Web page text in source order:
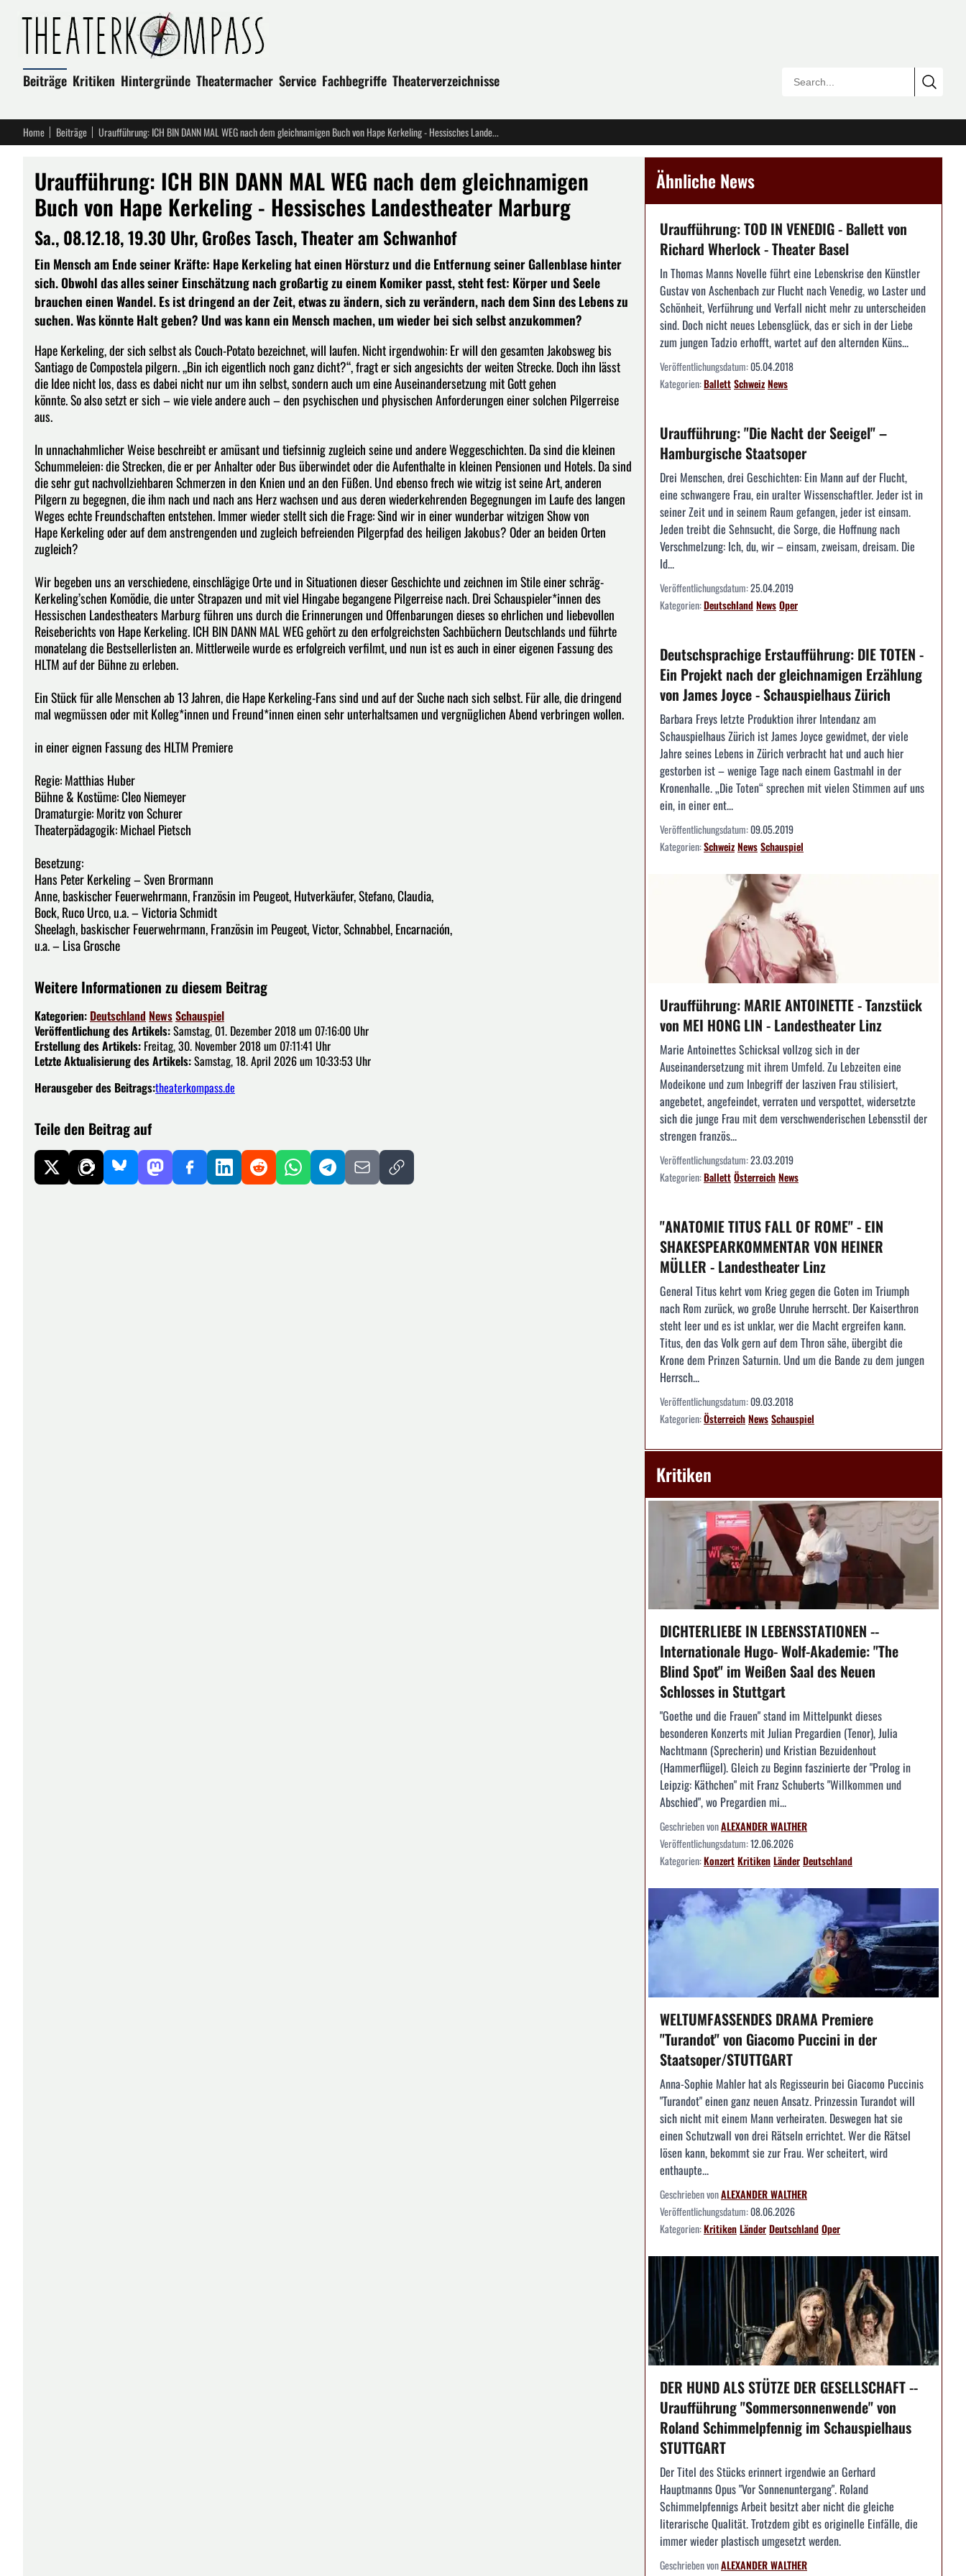
Beiträge Kritiken Hintergründe Theatermacher Service Fachbegriffe Theaterverzeichnisse
Home Beiträge Uraufführung: ICH BIN DANN MAL WEG nach dem gleichnamigen Buch von Hape Kerkeling - Hessisches Landestheater Marburg
Uraufführung: ICH BIN DANN MAL WEG nach dem gleichnamigen
Buch von Hape Kerkeling - Hessisches Landestheater Marburg
Sa., 08.12.18, 19.30 Uhr, Großes Tasch, Theater am Schwanhof
Ein Mensch am Ende seiner Kräfte: Hape Kerkeling hat einen Hörsturz und die Entfernung seiner Gallenblase hinter
sich. Obwohl das alles seiner Einschätzung nach großartig zu einem Komiker passt, steht fest: Körper und Seele
brauchen einen Wandel. Es ist dringend an der Zeit, etwas zu ändern, sich zu verändern, nach dem Sinn des Lebens zu
suchen. Was könnte Halt geben? Und was kann ein Mensch machen, um wieder bei sich selbst anzukommen?
Hape Kerkeling, der sich selbst als Couch-Potato bezeichnet, will laufen. Nicht irgendwohin: Er will den gesamten Jakobsweg bis
Santiago de Compostela pilgern. „Bin ich eigentlich noch ganz dicht?“, fragt er sich angesichts der weiten Strecke. Doch ihn lässt
die Idee nicht los, dass es dabei nicht nur um ihn selbst, sondern auch um eine Auseinandersetzung mit Gott gehen
könnte. So also setzt er sich – wie viele andere auch – den psychischen und physischen Anforderungen einer solchen Pilgerreise
aus.
In unnachahmlicher Weise beschreibt er amüsant und tiefsinnig zugleich seine und andere Weggeschichten. Da sind die kleinen
Schummeleien: die Strecken, die er per Anhalter oder Bus überwindet oder die Aufenthalte in kleinen Pensionen und Hotels. Da sind
die sehr gut nachvollziehbaren Schmerzen in den Knien und an den Füßen. Und ebenso frech wie witzig ist seine Art, anderen
Pilgern zu begegnen, die ihm nach und nach ans Herz wachsen und aus deren wiederkehrenden Begegnungen im Laufe des langen
Weges echte Freundschaften entstehen. Immer wieder stellt sich die Frage: Sind wir in einer wunderbar witzigen Show von
Hape Kerkeling oder auf dem anstrengenden und zugleich befreienden Pilgerpfad des heiligen Jakobus? Oder an beiden Orten
zugleich?
Wir begeben uns an verschiedene, einschlägige Orte und in Situationen dieser Geschichte und zeichnen im Stile einer schräg-
Kerkeling’schen Komödie, die unter Strapazen und mit viel Hingabe begangene Pilgerreise nach. Drei Schauspieler*innen des
Hessischen Landestheaters Marburg führen uns durch die Erinnerungen und Offenbarungen dieses so ehrlichen und liebevollen
Reiseberichts von Hape Kerkeling. ICH BIN DANN MAL WEG gehört zu den erfolgreichsten Sachbüchern Deutschlands und führte
monatelang die Bestsellerlisten an. Mittlerweile wurde es erfolgreich verfilmt, und nun ist es auch in einer eigenen Fassung des
HLTM auf der Bühne zu erleben.
Ein Stück für alle Menschen ab 13 Jahren, die Hape Kerkeling-Fans sind und auf der Suche nach sich selbst. Für alle, die dringend
mal wegmüssen oder mit Kolleg*innen und Freund*innen einen sehr unterhaltsamen und vergnüglichen Abend verbringen wollen.
in einer eignen Fassung des HLTM Premiere
Regie: Matthias Huber
Bühne & Kostüme: Cleo Niemeyer
Dramaturgie: Moritz von Schurer
Theaterpädagogik: Michael Pietsch
Besetzung:
Hans Peter Kerkeling – Sven Brormann
Anne, baskischer Feuerwehrmann, Französin im Peugeot, Hutverkäufer, Stefano, Claudia,
Bock, Ruco Urco, u.a. – Victoria Schmidt
Sheelagh, baskischer Feuerwehrmann, Französin im Peugeot, Victor, Schnabbel, Encarnación,
u.a. – Lisa Grosche
Weitere Informationen zu diesem Beitrag
Kategorien: Deutschland NewsSchauspiel
Veröffentlichung des Artikels:Samstag, 01. Dezember 2018 um 07:16:00 Uhr
Erstellung des Artikels: Freitag, 30. November 2018 um 07:11:41 Uhr
Letzte Aktualisierung des Artikels:Samstag, 18. April 2026 um 10:33:53 Uhr
Herausgeber des Beitrags:theaterkompass.de
Teile den Beitrag auf
Ähnliche News
Uraufführung: TOD IN VENEDIG - Ballett von
Richard Wherlock - Theater Basel
In Thomas Manns Novelle führt eine Lebenskrise den Künstler
Gustav von Aschenbach zur Flucht nach Venedig, wo Laster und
Schönheit, Verführung und Verfall nicht mehr zu unterscheiden
sind. Doch nicht neues Lebensglück, das er sich in der Liebe
zum jungen Tadzio erhofft, wartet auf den alternden Küns...
Veröffentlichungsdatum:05.04.2018
Kategorien:BallettSchweizNews
Uraufführung: "Die Nacht der Seeigel" –
Hamburgische Staatsoper
Drei Menschen, drei Geschichten: Ein Mann auf der Flucht,
eine schwangere Frau, ein uralter Wissenschaftler. Jeder ist in
seiner Zeit und in seinem Raum gefangen, jeder ist einsam.
Jeden treibt die Sehnsucht, die Sorge, die Hoffnung nach
Verschmelzung: Ich, du, wir – einsam, zweisam, dreisam. Die
Id...
Veröffentlichungsdatum:25.04.2019
Kategorien:DeutschlandNewsOper
Deutschsprachige Erstaufführung: DIE TOTEN -
Ein Projekt nach der gleichnamigen Erzählung
von James Joyce - Schauspielhaus Zürich
Barbara Freys letzte Produktion ihrer Intendanz am
Schauspielhaus Zürich ist James Joyce gewidmet, der viele
Jahre seines Lebens in Zürich verbracht hat und auch hier
gestorben ist – wenige Tage nach einem Gastmahl in der
Kronenhalle. „Die Toten“ sprechen mit vielen Stimmen auf uns
ein, in einer ent...
Veröffentlichungsdatum:09.05.2019
Kategorien:SchweizNewsSchauspiel
Uraufführung: MARIE ANTOINETTE - Tanzstück
von MEI HONG LIN - Landestheater Linz
Marie Antoinettes Schicksal vollzog sich in der
Auseinandersetzung mit ihrem Umfeld. Zu Lebzeiten eine
Modeikone und zum Inbegriff der lasziven Frau stilisiert,
angebetet, angefeindet, verraten und verspottet, widersetzte
sich die junge Frau mit dem verschwenderischen Lebensstil der
strengen französ...
Veröffentlichungsdatum:23.03.2019
Kategorien:BallettÖsterreichNews
"ANATOMIE TITUS FALL OF ROME" - EIN
SHAKESPEARKOMMENTAR VON HEINER
MÜLLER - Landestheater Linz
General Titus kehrt vom Krieg gegen die Goten im Triumph
nach Rom zurück, wo große Unruhe herrscht. Der Kaiserthron
steht leer und es ist unklar, wer die Macht ergreifen kann.
Titus, den das Volk gern auf dem Thron sähe, übergibt die
Krone dem Prinzen Saturnin. Und um die Bande zu dem jungen
Herrsch...
Veröffentlichungsdatum:09.03.2018
Kategorien:ÖsterreichNewsSchauspiel
Kritiken
DICHTERLIEBE IN LEBENSSTATIONEN --
Internationale Hugo- Wolf-Akademie: "The
Blind Spot" im Weißen Saal des Neuen
Schlosses in Stuttgart
"Goethe und die Frauen" stand im Mittelpunkt dieses
besonderen Konzerts mit Julian Pregardien (Tenor), Julia
Nachtmann (Sprecherin) und Kristian Bezuidenhout
(Hammerflügel). Gleich zu Beginn faszinierte der "Prolog in
Leipzig: Käthchen" mit Franz Schuberts "Willkommen und
Abschied", wo Pregardien mi...
Geschrieben vonALEXANDER WALTHER
Veröffentlichungsdatum:12.06.2026
Kategorien:KonzertKritikenLänderDeutschland
WELTUMFASSENDES DRAMA Premiere
"Turandot" von Giacomo Puccini in der
Staatsoper/STUTTGART
Anna-Sophie Mahler hat als Regisseurin bei Giacomo Puccinis
"Turandot" einen ganz neuen Ansatz. Prinzessin Turandot will
sich nicht mit einem Mann verheiraten. Deswegen hat sie
einen Schutzwall von drei Rätseln errichtet. Wer die Rätsel
lösen kann, bekommt sie zur Frau. Wer scheitert, wird
enthaupte...
Geschrieben vonALEXANDER WALTHER
Veröffentlichungsdatum:08.06.2026
Kategorien:KritikenLänderDeutschlandOper
DER HUND ALS STÜTZE DER GESELLSCHAFT --
Uraufführung "Sommersonnenwende" von
Roland Schimmelpfennig im Schauspielhaus
STUTTGART
Der Titel des Stücks erinnert irgendwie an Gerhard
Hauptmanns Opus "Vor Sonnenuntergang". Roland
Schimmelpfennigs Arbeit besitzt aber nicht die gleiche
literarische Qualität. Trotzdem gibt es originelle Einfälle, die
immer wieder plastisch umgesetzt werden.
Geschrieben vonALEXANDER WALTHER